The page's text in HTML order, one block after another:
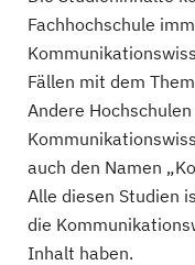
Fachhochschule
Fällen mit dem
Andere
auch den Namen
Alle diesen Studien
die
Inhalt haben.